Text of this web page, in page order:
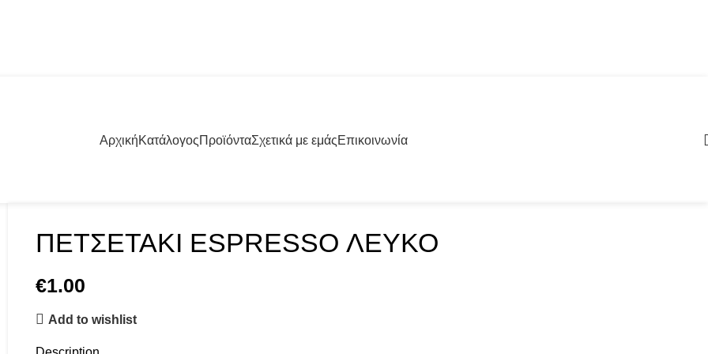
ΑρχικήΚατάλογοςΠροϊόνταΣχετικά με εμάςΕπικοινωνία
ΠΕΤΣΕΤΑΚΙ ESPRESSO ΛΕΥΚΟ
€1.00
Add to wishlist